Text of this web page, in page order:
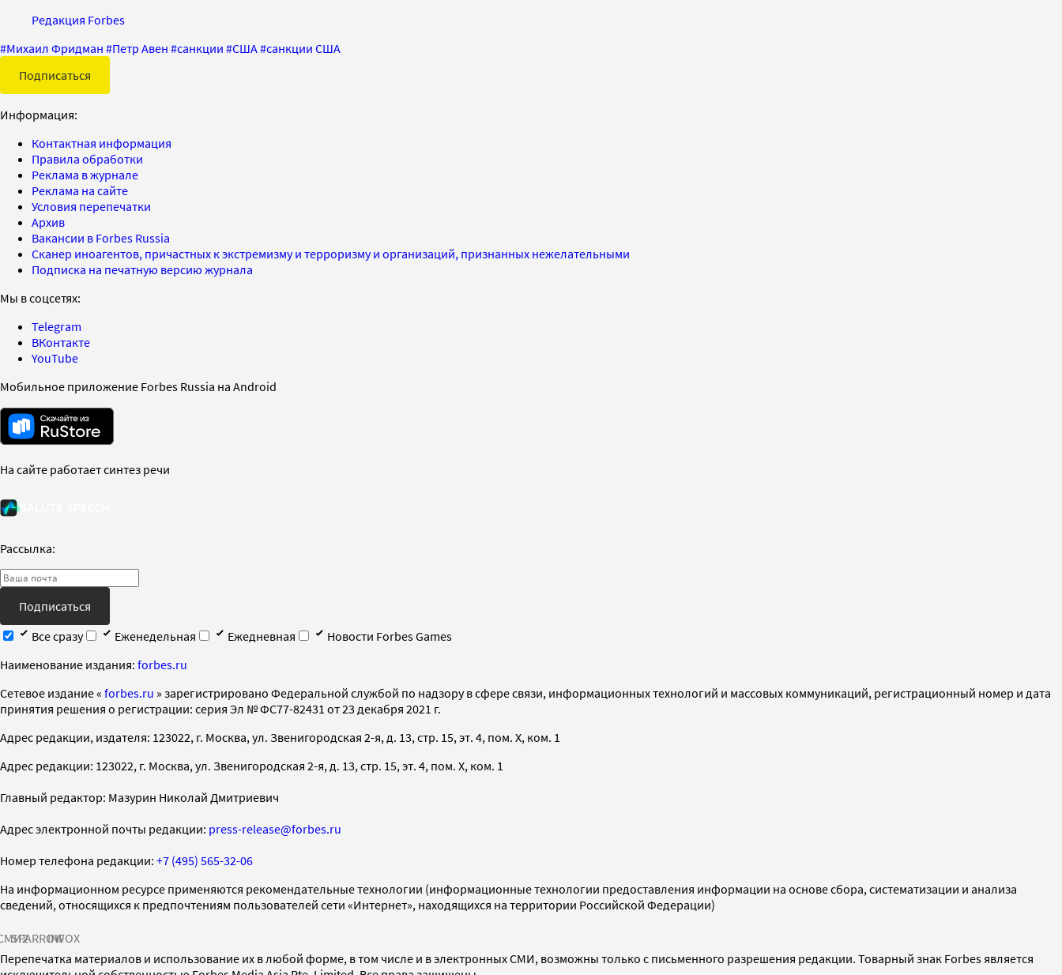
Редакция Forbes
#Михаил Фридман #Петр Авен #санкции #США#санкции США
Подписаться
Информация:
Контактная информация
Правила обработки
Реклама в журнале
Реклама на сайте
Условия перепечатки
Архив
Вакансии в Forbes Russia
Сканер иноагентов, причастных к экстремизму и терроризму и организаций, признанных нежелательными
Подписка на печатную версию журнала
Мы в соцсетях:
Telegram
ВКонтакте
YouTube
Мобильное приложение Forbes Russia на Android
На сайте работает синтез речи
Рассылка:
Подписаться
Все сразу
Еженедельная Ежедневная
Новости Forbes Games
Наименование издания: forbes.ru
Cетевое издание « forbes.ru » зарегистрировано Федеральной службой по надзору в сфере связи, информационных технологий и массовых коммуникаций, регистрационный номер и дата
принятия решения о регистрации: серия Эл № ФС77-82431 от 23 декабря 2021 г.
Адрес редакции, издателя: 123022, г. Москва, ул. Звенигородская 2-я, д. 13, стр. 15, эт. 4, пом. X, ком. 1
Адрес редакции: 123022, г. Москва, ул. Звенигородская 2-я, д. 13, стр. 15, эт. 4, пом. X, ком. 1
Главный редактор: Мазурин Николай Дмитриевич
Адрес электронной почты редакции: press-release@forbes.ru
Номер телефона редакции: +7 (495) 565-32-06
На информационном ресурсе применяются рекомендательные технологии (информационные технологии предоставления информации на основе сбора, систематизации и анализа
сведений, относящихся к предпочтениям пользователей сети «Интернет», находящихся на территории Российской Федерации)
SPARROWINFOX
Перепечатка материалов и использование их в любой форме, в том числе и в электронных СМИ, возможны только с письменного разрешения редакции. Товарный знак Forbes является